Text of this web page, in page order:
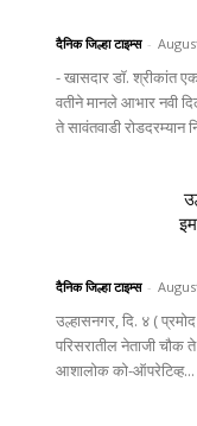
दैनिक जिल्हा टाइम्स -
- खासदार डॉ. श्रीकांत
वतीने मानले आभार नवी
ते सावंतवाडी रोडदरम्यान
दैनिक जिल्हा टाइम्स -
उल्हासनगर, दि. ४ (
परिसरातील नेताजी चौक
आशालोक को-ऑपरेटिव्ह...